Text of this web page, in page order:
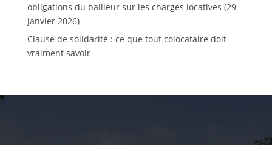
obligations du bailleur sur les charges locatives (29
janvier 2026)
Clause de solidarité : ce que tout colocataire doit
vraiment savoir